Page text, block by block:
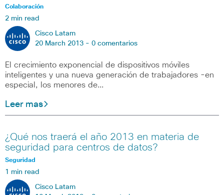
Colaboración
2 min read
Cisco Latam
20 March 2013 - 0 comentarios
El crecimiento exponencial de dispositivos móviles
inteligentes y una nueva generación de trabajadores -en
especial, los menores de…
Leer mas
¿Qué nos traerá el año 2013 en materia de
seguridad para centros de datos?
Seguridad
1 min read
Cisco Latam